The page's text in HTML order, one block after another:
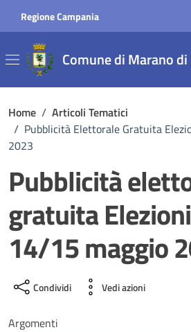
Regione Campania
Comune di Marano
Home / Articoli Tematici
/ Pubblicità Elettorale Gratuita
2023
Pubblicità
gratuita
14/15 maggio
Condividi Vedi azioni
Argomenti